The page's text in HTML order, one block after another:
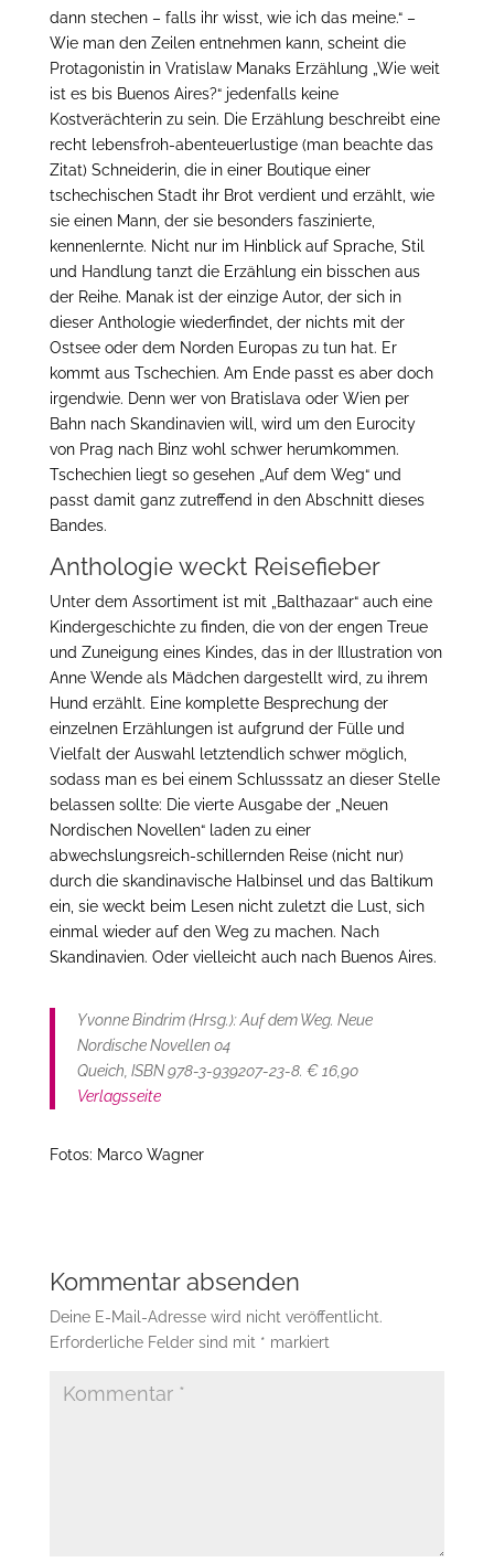
dann stechen – falls ihr wisst, wie ich das meine.“ –
Wie man den Zeilen entnehmen kann, scheint die
Protagonistin in Vratislaw Manaks Erzählung „Wie weit
ist es bis Buenos Aires?“ jedenfalls keine
Kostverächterin zu sein. Die Erzählung beschreibt eine
recht lebensfroh-abenteuerlustige (man beachte das
Zitat) Schneiderin, die in einer Boutique einer
tschechischen Stadt ihr Brot verdient und erzählt, wie
sie einen Mann, der sie besonders faszinierte,
kennenlernte. Nicht nur im Hinblick auf Sprache, Stil
und Handlung tanzt die Erzählung ein bisschen aus
der Reihe. Manak ist der einzige Autor, der sich in
dieser Anthologie wiederfindet, der nichts mit der
Ostsee oder dem Norden Europas zu tun hat. Er
kommt aus Tschechien. Am Ende passt es aber doch
irgendwie. Denn wer von Bratislava oder Wien per
Bahn nach Skandinavien will, wird um den Eurocity
von Prag nach Binz wohl schwer herumkommen.
Tschechien liegt so gesehen „Auf dem Weg“ und
passt damit ganz zutreffend in den Abschnitt dieses
Bandes.
Anthologie weckt Reisefieber
Unter dem Assortiment ist mit „Balthazaar“ auch eine
Kindergeschichte zu finden, die von der engen Treue
und Zuneigung eines Kindes, das in der Illustration von
Anne Wende als Mädchen dargestellt wird, zu ihrem
Hund erzählt. Eine komplette Besprechung der
einzelnen Erzählungen ist aufgrund der Fülle und
Vielfalt der Auswahl letztendlich schwer möglich,
sodass man es bei einem Schlusssatz an dieser Stelle
belassen sollte: Die vierte Ausgabe der „Neuen
Nordischen Novellen“ laden zu einer
abwechslungsreich-schillernden Reise (nicht nur)
durch die skandinavische Halbinsel und das Baltikum
ein, sie weckt beim Lesen nicht zuletzt die Lust, sich
einmal wieder auf den Weg zu machen. Nach
Skandinavien. Oder vielleicht auch nach Buenos Aires.
Yvonne Bindrim (Hrsg.): Auf dem Weg. Neue
Nordische Novellen 04
Queich, ISBN 978-3-939207-23-8. € 16,90
Verlagsseite
Fotos: Marco Wagner
Kommentar absenden
Deine E-Mail-Adresse wird nicht veröffentlicht.
Erforderliche Felder sind mit * markiert